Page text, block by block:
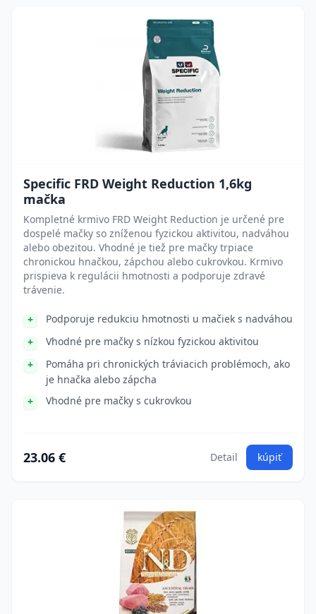
Specific FRD Weight Reduction 1,6kg
mačka
Kompletné krmivo FRD Weight Reduction je určené pre
dospelé mačky so zníženou fyzickou aktivitou, nadváhou
alebo obezitou. Vhodné je tiež pre mačky trpiace
chronickou hnačkou, zápchou alebo cukrovkou. Krmivo
prispieva k regulácii hmotnosti a podporuje zdravé
trávenie.
Podporuje redukciu hmotnosti u mačiek s nadváhou
Vhodné pre mačky s nízkou fyzickou aktivitou
Pomáha pri chronických tráviacich problémoch, ako
je hnačka alebo zápcha
Vhodné pre mačky s cukrovkou
23.06 € Detail kúpiť